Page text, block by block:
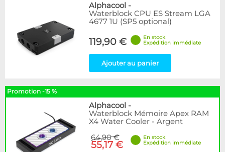
Alphacool -
Waterblock CPU ES Stream LGA
4677 1U (SP5 optional)
119,90 €
En stock
Expédition immédiate
Ajouter au panier
Promotion -15 %
Alphacool -
Waterblock Mémoire Apex RAM
X4 Water Cooler - Argent
64,90 €
55,17 €
En stock
Expédition immédiate